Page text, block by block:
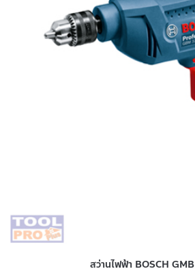
สว่านไฟฟ้า BOSCH